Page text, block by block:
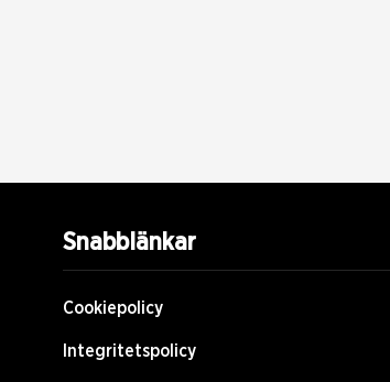
Snabblänkar
Cookiepolicy
Integritetspolicy